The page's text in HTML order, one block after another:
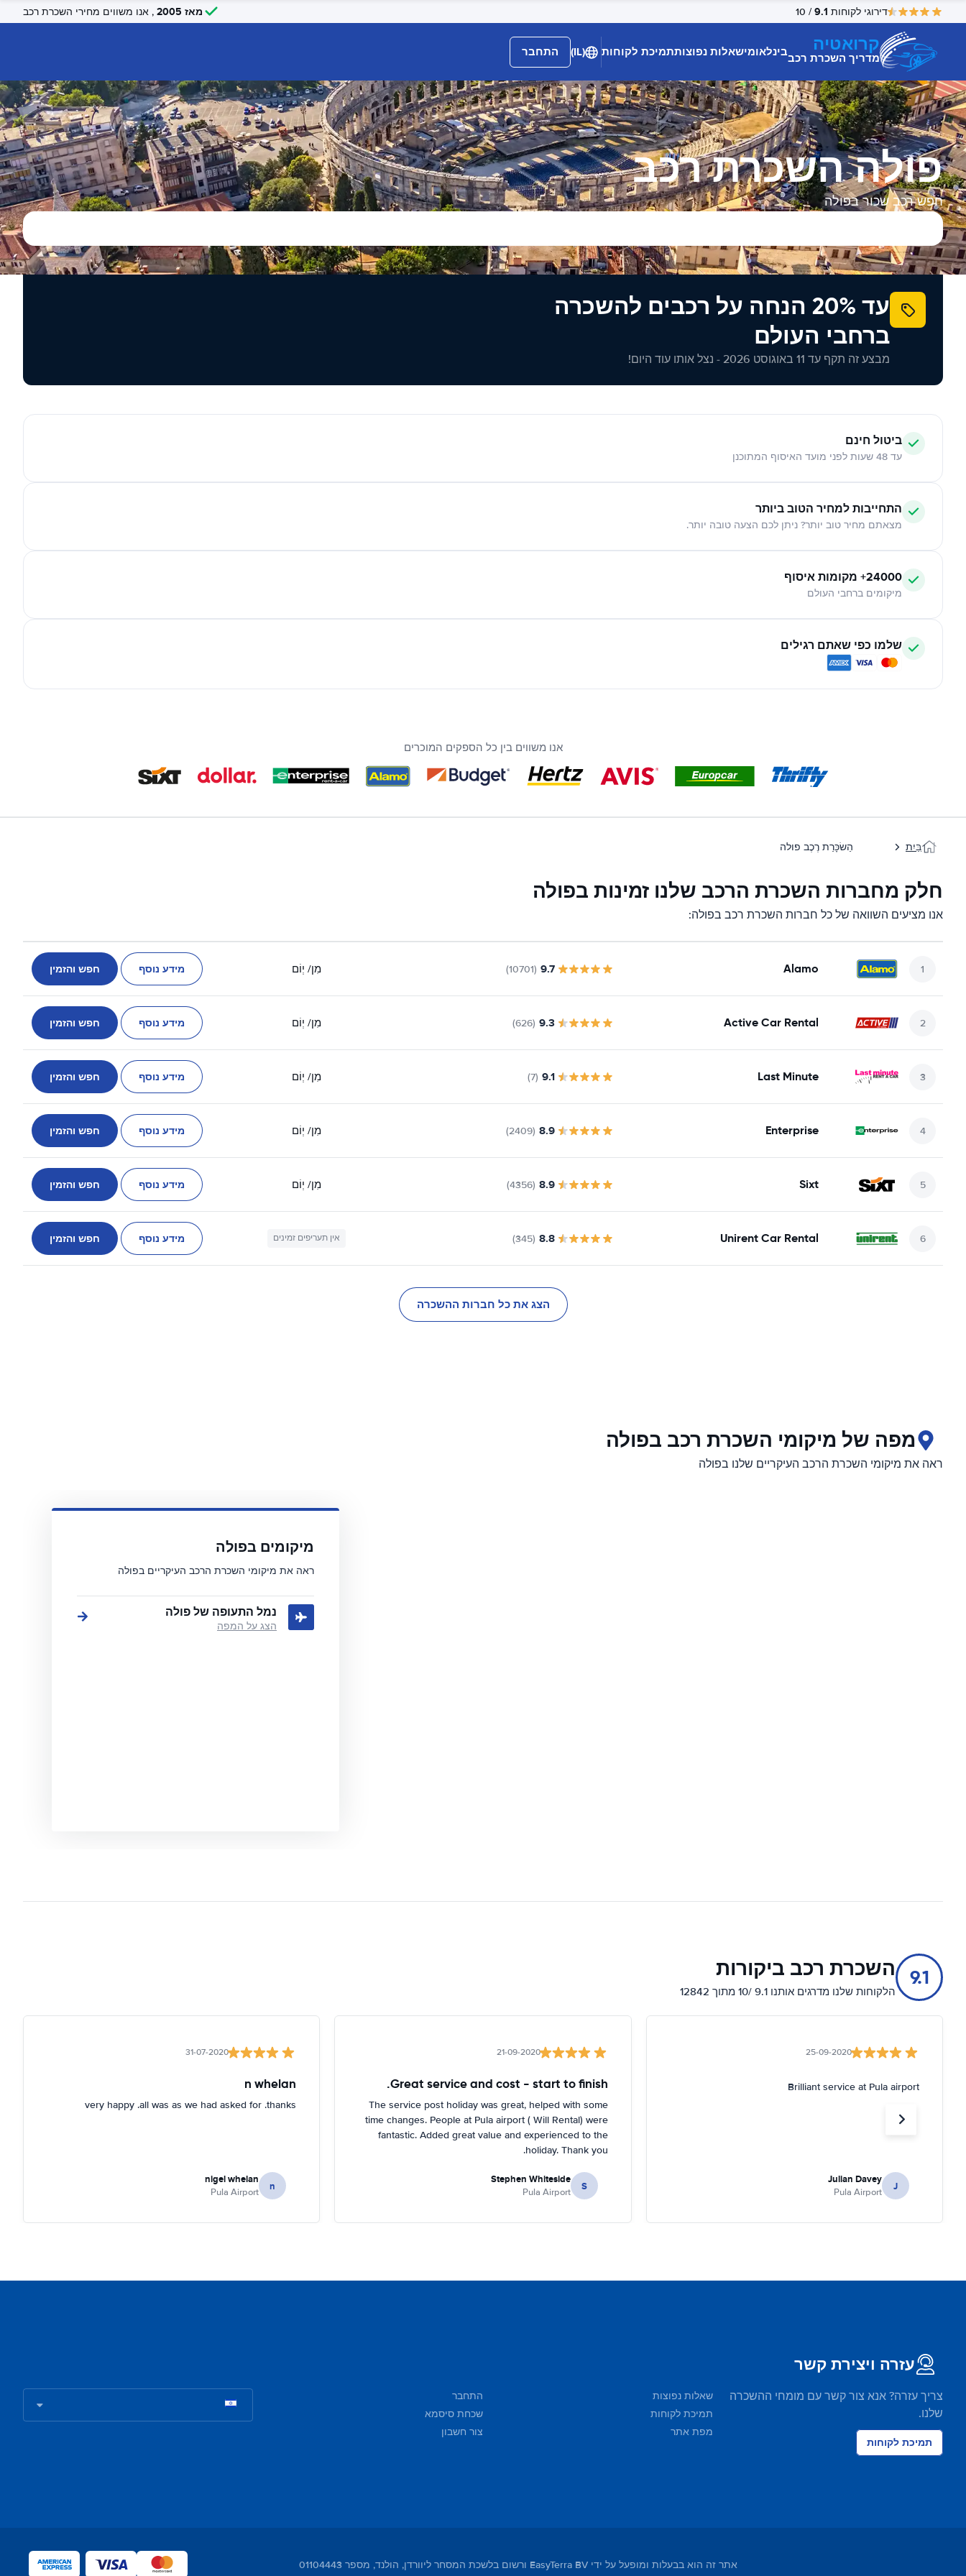
דירוגי לקוחות 9.1
/ 10 מאז 2005 , אנו משווים מחירי השכרת רכב
קרואטיה
מדריך השכרת רכבבינלאומישאלות נפוצותתמיכת לקוחות (IL) התחבר
פולה השכרת רכב
חפש רכב שכור בפולה
עד 20% הנחה על רכבים להשכרה
ברחבי העולם
מבצע זה תקף עד 11 באוגוסט 2026 - נצל אותו עוד היום!
ביטול חינם
עד 48 שעות לפני מועד האיסוף המתוכנן
התחייבות למחיר הטוב ביותר
מצאתם מחיר טוב יותר? ניתן לכם הצעה טובה יותר.
24000+ מקומות איסוף
מיקומים ברחבי העולם
שלמו כפי שאתם רגילים
אנו משווים בין כל הספקים המוכרים
בַּיִת הַשׂכָּרַת רֶכֶב פולה
חלק מחברות השכרת הרכב שלנו זמינות בפולה
אנו מציעים השוואה של כל חברות השכרת רכב בפולה:
Alamo
9.7
(10701) מִן/ יְוֹם מידע נוסף חפש והזמין
Active Car Rental
9.3
(626) מִן/ יְוֹם מידע נוסף חפש והזמין
Last Minute
9.1
(7) מִן/ יְוֹם מידע נוסף חפש והזמין
Enterprise
8.9
(2409) מִן/ יְוֹם מידע נוסף חפש והזמין
Sixt
8.9
(4356) מִן/ יְוֹם מידע נוסף חפש והזמין
Unirent Car Rental
8.8
(345) אין תעריפים זמינים מידע נוסף חפש והזמין
הצג את כל חברות ההשכרה
מפה של מיקומי השכרת רכב בפולה
ראה את מיקומי השכרת הרכב העיקריים שלנו בפולה
מיקומים בפולה
ראה את מיקומי השכרת הרכב העיקריים בפולה
נמל התעופה של פולה
הצג על המפה
9.1 השכרת רכב ביקורות
הלקוחות שלנו מדרגים אותנו 9.1 /10 מתוך 12842
25-09-2020
Brilliant service at Pula airport
J
Julian Davey
Pula Airport
21-09-2020
Great service and cost - start to finish.
The service post holiday was great, helped with some
time changes. People at Pula airport ( Will Rental) were
fantastic. Added great value and experienced to the
holiday. Thank you.
S
Stephen Whiteside
Pula Airport
31-07-2020
n whelan
very happy .all was as we had asked for .thanks
n
nigel whelan
Pula Airport
עזרה ויצירת קשר
צריך עזרה? אנא צור קשר עם מומחי ההשכרה
שלנו.
תמיכת לקוחות
שאלות נפוצות
תמיכת לקוחות
מפת אתר
התחבר
שכחת סיסמא
צור חשבון
אתר זה הוא בבעלות ומופעל על ידי EasyTerra BV ורשום בלשכת המסחר ליוורדן, הולנד, מספר 01104443